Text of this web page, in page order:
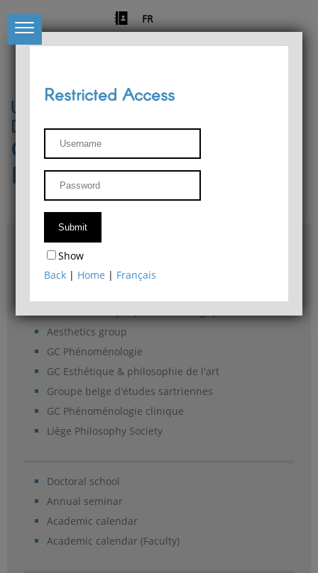
FR
University of Liège
Départment of Philosophy
Center for Phenomenological
Research
Access & maps
Philosophy Department Library
Aesthetics group
GC Phénoménologie
GC Esthétique & philosophie de l'art
Groupe belge d'études sartriennes
GC Phénoménologie clinique
Liège Philosophy Society
Doctoral school
Annual seminar
Academic calendar
Academic calendar (Faculty)
Restricted Access
Show
Back | Home | Français